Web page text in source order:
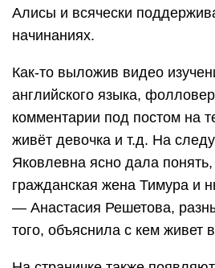
Алисы и всячески
начинаниях.
Как-то выложив видео
английского языка,
комментарии под постом на
живёт девочка и т.д. На
Яковлевна ясно дала
гражданская жена Тимура и
— Анастасия Решетова,
того, объяснила с кем живет